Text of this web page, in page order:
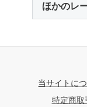
ほかのレ
当サイトに
特定商取